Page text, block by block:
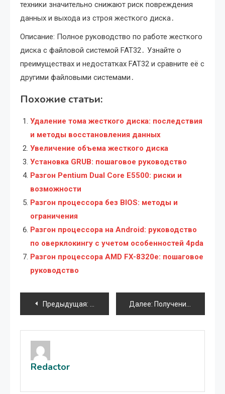
техники значительно снижают риск повреждения
данных и выхода из строя жесткого диска․
Описание: Полное руководство по работе жесткого
диска с файловой системой FAT32․ Узнайте о
преимуществах и недостатках FAT32 и сравните её с
другими файловыми системами․
Похожие статьи:
Удаление тома жесткого диска: последствия
и методы восстановления данных
Увеличение объема жесткого диска
Установка GRUB: пошаговое руководство
Разгон Pentium Dual Core E5500: риски и
возможности
Разгон процессора без BIOS: методы и
ограничения
Разгон процессора на Android: руководство
по оверклокингу с учетом особенностей 4pda
Разгон процессора AMD FX-8320e: пошаговое
руководство
Навигация
по
записям
Предыдущая: Подключение внешней клавиатуры к
Далее: Получение администраторских прав на ноутбуке
Redactor